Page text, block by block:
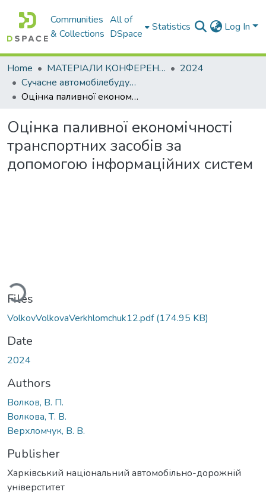
Communities
& Collections
All of
DSpace
Statistics Log In
Home МАТЕРІАЛИ КОНФЕРЕНЦІЙ
2024
Сучасне автомобілебудування, автотехнічна експертиза, експлуатація автомобільного транспорту та підготовка фахівців галузі транспорт
Оцінка паливної економічності транспортних засобів за допомогою інформаційних систем
Оцінка паливної економічності
транспортних засобів за
допомогою інформаційних систем
Files
VolkovVolkovaVerkhlomchuk12.pdf(174.95 KB)
Date
2024
Authors
Волков, В. П.
Волкова, Т. В.
Верхломчук, В. В.
Publisher
Харківський національний автомобільно-дорожній
універститет